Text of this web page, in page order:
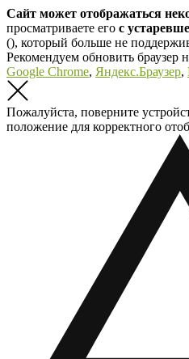
Сайт может отображаться
просматриваете его с
(), который больше не
Рекомендуем обновить браузер
Google Chrome, Яндекс.Браузер,
Пожалуйста, поверните
положение для корректного